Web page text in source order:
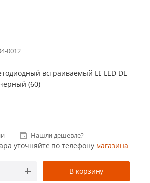
0012
встраиваемый LE LED DL
(60)
Нашли дешевле?
уточняйте по телефону магазина
В корзину